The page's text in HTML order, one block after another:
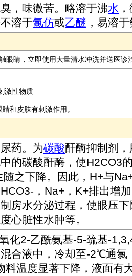
，味微苦。略溶于沸水
不溶于氯仿或乙醚 ，易溶
眼睛，立即使用大量清水冲洗并送医诊
激性物质
和皮肤有刺激作用。
药。为碳酸酐酶抑制剂
中的碳酸酐酶，使H2CO3
随之下降。因此，H+与
，Na+，K+排出增
房水分泌过程，使眼压
心脏性水肿等。
化2-乙酰氨基-5-巯基-
合液中，冷却至-2℃通氯
温度显著下降，液面有